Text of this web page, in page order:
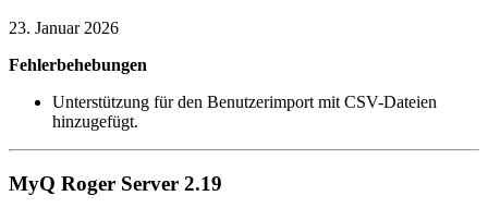
23. Januar 2026
Fehlerbehebungen
Unterstützung für den Benutzerimport mit CSV-Dateien
hinzugefügt.
MyQ Roger Server 2.19